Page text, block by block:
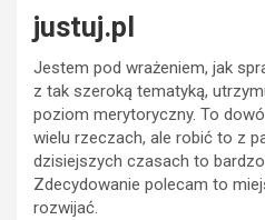
justuj.pl
Jestem pod wrażeniem, jak
z tak szeroką tematyką,
poziom merytoryczny. To
wielu rzeczach, ale robić to z
dzisiejszych czasach to
Zdecydowanie polecam to
rozwijać.